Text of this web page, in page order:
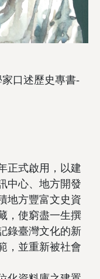
口述歷史專書-
正式啟用，以建
中心、地方開發
地方豐富文史資
，使窮盡一生撰
錄臺灣文化的新
，並重新被社會